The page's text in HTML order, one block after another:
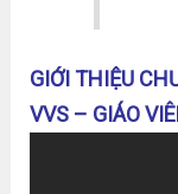
GIỚI THIỆU
VVS – GIÁO